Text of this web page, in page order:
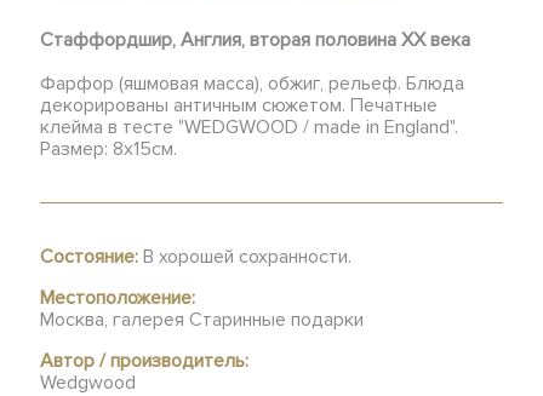
Стаффордшир, Англия, вторая половина XX века
Фарфор (яшмовая масса), обжиг, рельеф. Блюда
декорированы античным сюжетом. Печатные
клейма в тесте "WEDGWOOD / made in England".
Размер: 8х15см.
Состояние: В хорошей сохранности.
Местоположение:
Москва, галерея Старинные подарки
Автор / производитель:
Wedgwood